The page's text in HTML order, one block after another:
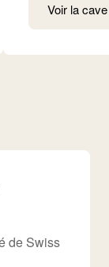
Voir la cave
de Swiss